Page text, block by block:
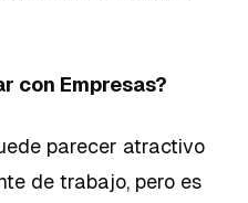
con Empresas?
parecer atractivo
de trabajo, pero es